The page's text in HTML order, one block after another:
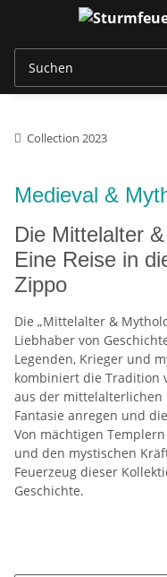
Collection 2023
Medieval &
Die Mittelalter
Eine Reise in
Zippo
Die „Mittelalter &
Liebhaber von
Legenden, Krieger und
kombiniert die Tradition
aus der mittelalterlichen
Fantasie anregen und
Von mächtigen
und den mystischen
Feuerzeug dieser
Geschichte.